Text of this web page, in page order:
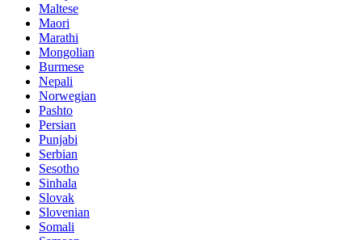
Maltese
Maori
Marathi
Mongolian
Burmese
Nepali
Norwegian
Pashto
Persian
Punjabi
Serbian
Sesotho
Sinhala
Slovak
Slovenian
Somali